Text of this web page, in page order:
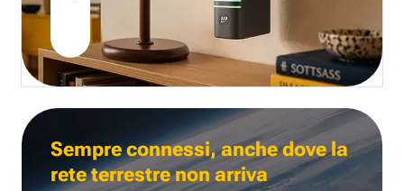
Sempre connessi, anche dove la
rete terrestre non arriva